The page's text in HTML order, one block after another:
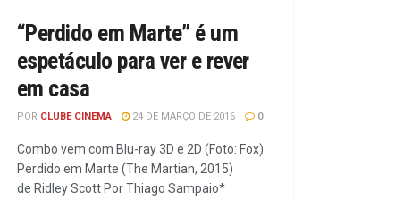
“Perdido em Marte” é um
espetáculo para ver e rever
em casa
POR CLUBE CINEMA 24 DE MARÇO DE 2016 0
Combo vem com Blu-ray 3D e 2D (Foto: Fox)
Perdido em Marte (The Martian, 2015)
de Ridley Scott Por Thiago Sampaio*